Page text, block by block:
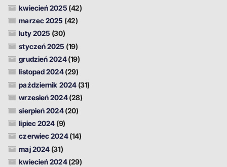
kwiecień 2025 (42)
marzec 2025 (42)
luty 2025 (30)
styczeń 2025 (19)
grudzień 2024(19)
listopad 2024(29)
październik 2024(31)
wrzesień 2024(28)
sierpień 2024(20)
lipiec 2024 (9)
czerwiec 2024(14)
maj 2024 (31)
kwiecień 2024(29)